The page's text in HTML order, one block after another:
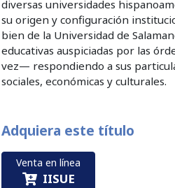
diversas universidades
su origen y configuración
bien de la Universidad de
educativas auspiciadas por las
vez— respondiendo a sus
sociales, económicas y culturales.
Adquiera este título
Venta en línea
IISUE